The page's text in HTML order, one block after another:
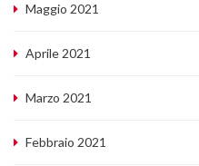
Maggio 2021
Aprile 2021
Marzo 2021
Febbraio 2021